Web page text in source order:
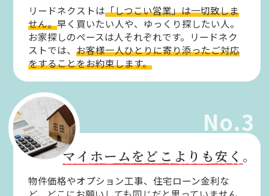
リードネクストは「しつこい営業」は一切致しま
せん。早く買いたい人や、ゆっくり探したい人。
お家探しのペースは人それぞれです。リードネク
ストでは、お客様一人ひとりに寄り添ったご対応
をすることをお約束します。
No.3
マイホームをどこよりも安く。
物件価格やオプション工事、住宅ローン金利な